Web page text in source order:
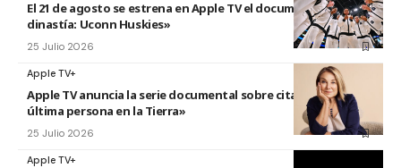
El 21 de agosto se estrena en Apple TV el documental «La
dinastía: Uconn Huskies»
25 Julio 2026
Apple TV+
Apple TV anuncia la serie documental sobre citas titulada «La
última persona en la Tierra»
25 Julio 2026
Apple TV+